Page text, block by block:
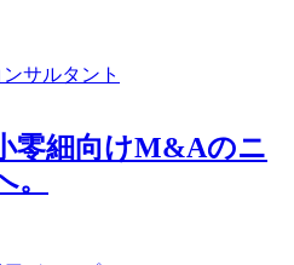
サルタント
零細向けM&Aのニ